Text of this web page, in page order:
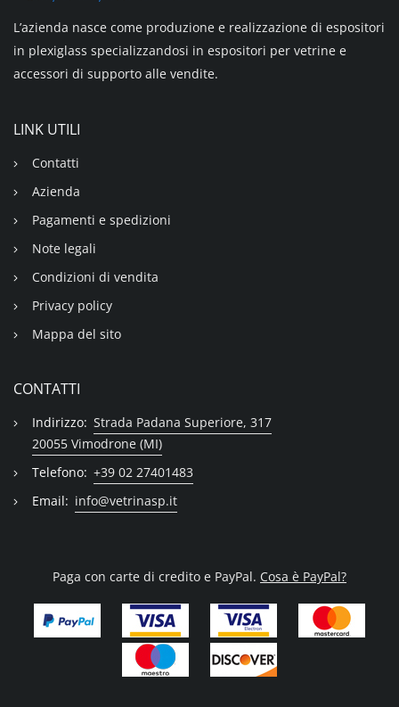
L’azienda nasce come produzione e realizzazione di espositori
in plexiglass specializzandosi in espositori per vetrine e
accessori di supporto alle vendite.
LINK UTILI
Contatti
Azienda
Pagamenti e spedizioni
Note legali
Condizioni di vendita
Privacy policy
Mappa del sito
CONTATTI
Indirizzo: Strada Padana Superiore, 317
20055 Vimodrone (MI)
Telefono: +39 02 27401483
Email: info@vetrinasp.it
Paga con carte di credito e PayPal. Cosa è PayPal?